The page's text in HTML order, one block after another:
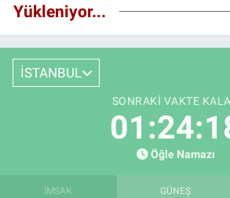
Yükleniyor...
İSTANBUL
SONRAKI VAKTE
Öğle Namazı
İMSAK GÜNEŞ